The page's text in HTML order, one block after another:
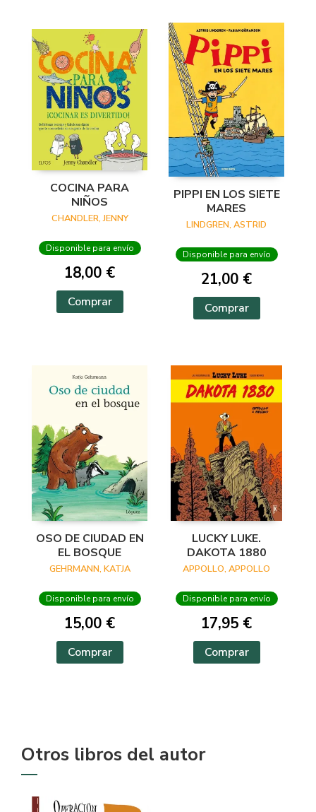
COCINA PARA
NIÑOS
CHANDLER, JENNY
Disponible para envío
18,00 €
Comprar
PIPPI EN LOS SIETE
MARES
LINDGREN, ASTRID
Disponible para envío
21,00 €
Comprar
OSO DE CIUDAD EN
EL BOSQUE
GEHRMANN, KATJA
Disponible para envío
15,00 €
Comprar
LUCKY LUKE.
DAKOTA 1880
APPOLLO, APPOLLO
Disponible para envío
17,95 €
Comprar
Otros libros del autor